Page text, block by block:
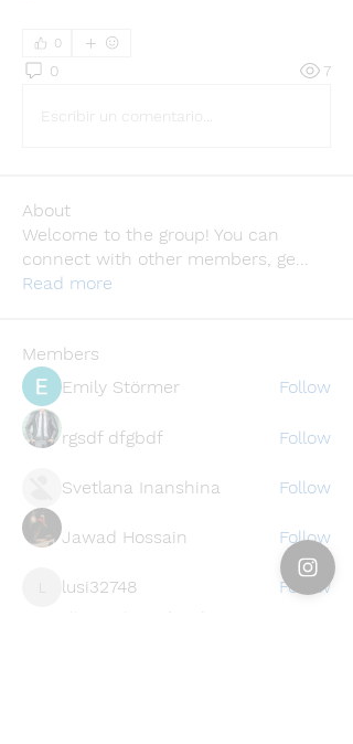
0
0 7
Escribir un comentario...
About
Welcome to the group! You can
connect with other members, ge...
Read more
Members
Emily Störmer
Follow
rgsdf dfgbdf Follow
Svetlana Inanshina Follow
Jawad Hossain Follow
lusi32748
lusi32748
Follow
See All Members (396)